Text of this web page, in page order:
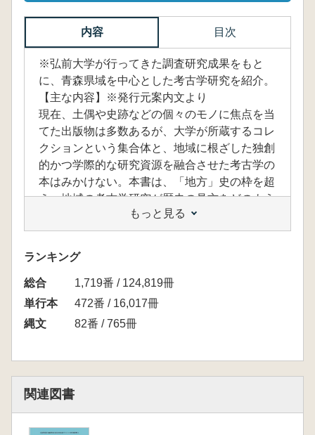
内容 目次
※弘前大学が行ってきた調査研究成果をもと
に、青森県域を中心とした考古学研究を紹介。
【主な内容】※発行元案内文より
現在、土偶や史跡などの個々のモノに焦点を当
てた出版物は多数あるが、大学が所蔵するコレ
クションという集合体と、地域に根ざした独創
的かつ学際的な研究資源を融合させた考古学の
本はみかけない。本書は、「地方」史の枠を超
え、地域の考古学研究が歴史の見方をどのよう
に変え、さらにどのように変わり続けるのかを
探る。
前半では、大学が所蔵する貴重なコレクショ
ンと、これまで調査してきた遺跡を紹介する。
先人たちの研究に対する挑戦や視点を振り返る
ことで、弘前大学の考古学研究が地域に果たし
てきた重要な役割を知ることが出来るだろう。
のアプローチに加え、災害や気候変動、地域活
もっと見る
ランキング
総合
1,719番 / 124,819冊
単行本
472番 / 16,017冊
縄文
82番 / 765冊
関連図書